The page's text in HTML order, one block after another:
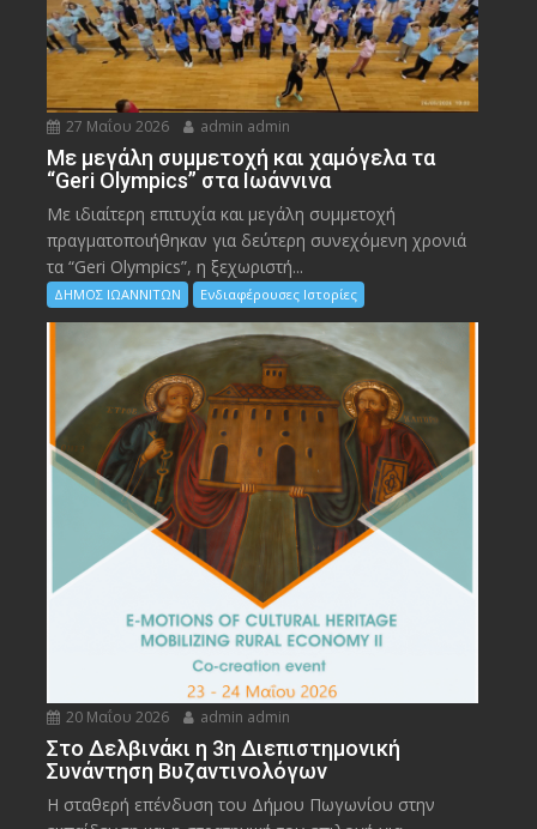
27 Μαΐου 2026 admin admin
Με μεγάλη συμμετοχή και χαμόγελα τα
“Geri Olympics” στα Ιωάννινα
Με ιδιαίτερη επιτυχία και μεγάλη συμμετοχή
πραγματοποιήθηκαν για δεύτερη συνεχόμενη χρονιά
τα “Geri Olympics”, η ξεχωριστή...
ΔΗΜΟΣ ΙΩΑΝΝΙΤΩΝ Ενδιαφέρουσες Ιστορίες
20 Μαΐου 2026 admin admin
Στο Δελβινάκι η 3η Διεπιστημονική
Συνάντηση Βυζαντινολόγων
Η σταθερή επένδυση του Δήμου Πωγωνίου στην